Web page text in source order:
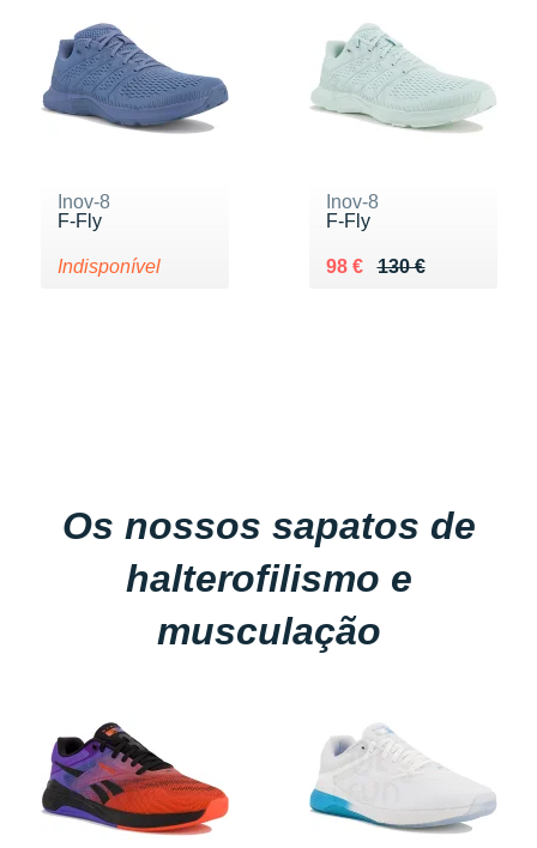
Inov-8
F-Fly
Indisponível
Inov-8
F-Fly
130 €
Au lieu de 130 €
98 €
Vendu 98 €
Os nossos sapatos de
halterofilismo e
musculação